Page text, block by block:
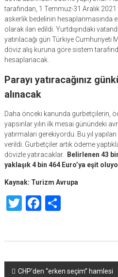
tarafından, 1 Temmuz-31 Aralık
askerlik bedelinin hesaplanmasında
olarak ilan edildi. Yurtdışındaki
yatırılacağı gün Türkiye Cumhuriyeti
döviz alış kuruna göre sistem
hesaplanacak.
Parayı yatıracağınız
alınacak
Daha önceki kanunda gurbetçilerin,
yapsınlar yılın ilk mesai günündeki
yatırmaları gerekiyordu. Bu yıl
verildi. Gurbetçiler artık ödeme
dövizle yatıracaklar.
Belirlenen 43
yaklaşık 4 bin 464 Euro’ya eşit
Kaynak: Turizm Avrupa
TwitterFacebook
Share
Yazı
CHP’den “erken seçim” hamlesi